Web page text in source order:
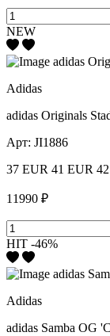
NEW
Adidas
adidas Originals
Арт: JI1886
37 EUR 41 EUR
11990 ₽
HIT -46%
Adidas
adidas Samba OG